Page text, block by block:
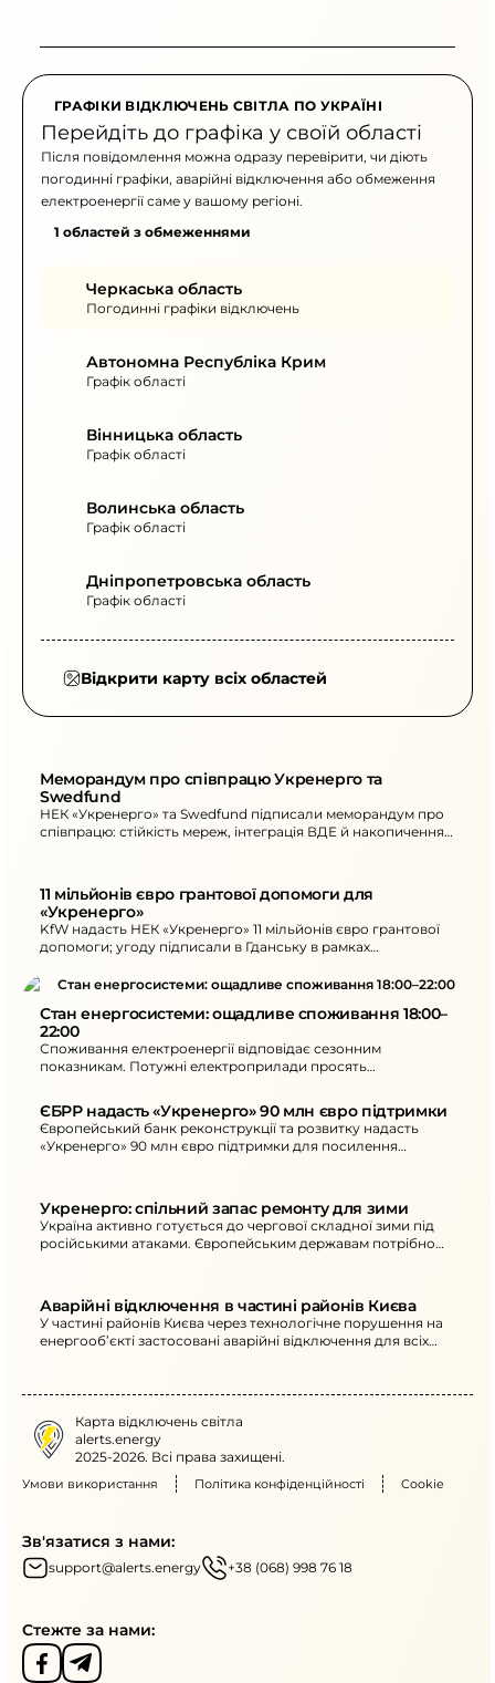
ГРАФІКИ ВІДКЛЮЧЕНЬ СВІТЛА ПО УКРАЇНІ
Перейдіть до графіка у своїй області
Після повідомлення можна одразу перевірити, чи діють
погодинні графіки, аварійні відключення або обмеження
електроенергії саме у вашому регіоні.
1 областей з обмеженнями
Черкаська область
Погодинні графіки відключень
Автономна Республіка Крим
Графік області
Вінницька область
Графік області
Волинська область
Графік області
Дніпропетровська область
Графік області
Відкрити карту всіх областей
Меморандум про співпрацю Укренерго та
Swedfund
НЕК «Укренерго» та Swedfund підписали меморандум про
співпрацю: стійкість мереж, інтеграція ВДЕ й накопичення,
11 мільйонів євро грантової допомоги для
«Укренерго»
KfW надасть НЕК «Укренерго» 11 мільйонів євро грантової
допомоги; угоду підписали в Гданську в рамках
Стан енергосистеми: ощадливе споживання 18:00–
22:00
Споживання електроенергії відповідає сезонним
показникам. Потужні електроприлади просять
ранок нові знеструмлення.
ЄБРР надасть «Укренерго» 90 млн євро підтримки
Європейський банк реконструкції та розвитку надасть
«Укренерго» 90 млн євро підтримки для посилення
Укренерго: спільний запас ремонту для зими
Україна активно готується до чергової складної зими під
російськими атаками. Європейським державам потрібно
Аварійні відключення в частині районів Києва
У частині районів Києва через технологічне порушення на
енергооб’єкті застосовані аварійні відключення для всіх
Карта відключень світла
alerts.energy
2025-2026. Всі права захищені.
Умови використання Політика конфіденційності Cookie
Зв'язатися з нами:
support@alerts.energy +38 (068) 998 76 18
Стежте за нами: